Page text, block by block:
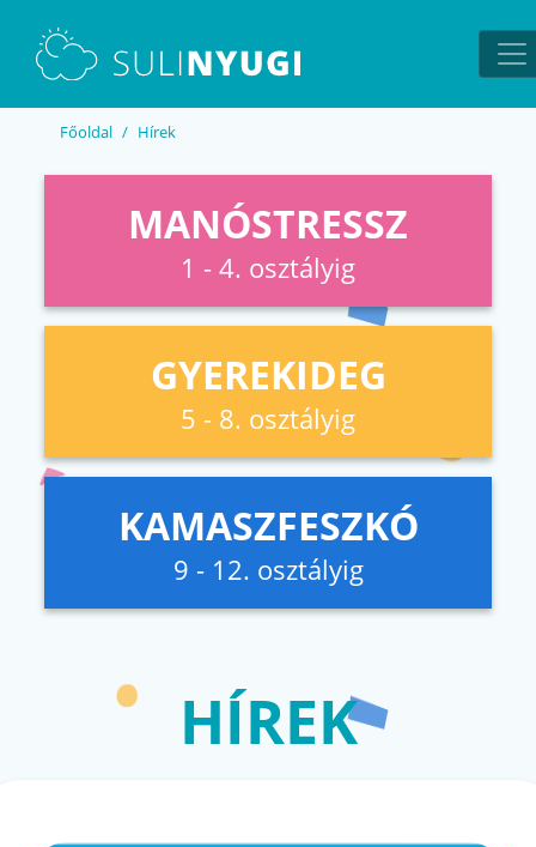
Főoldal Hírek
MANÓSTRESSZ
1 - 4. osztályig
GYEREKIDEG
5 - 8. osztályig
KAMASZFESZKÓ
9 - 12. osztályig
HÍREK